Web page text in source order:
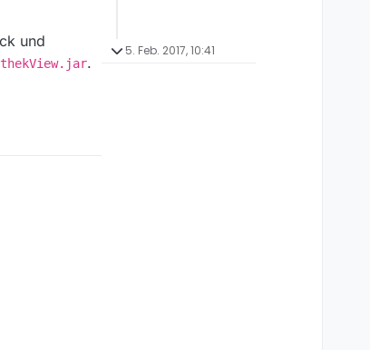
und
.
5. Feb. 2017, 10:41